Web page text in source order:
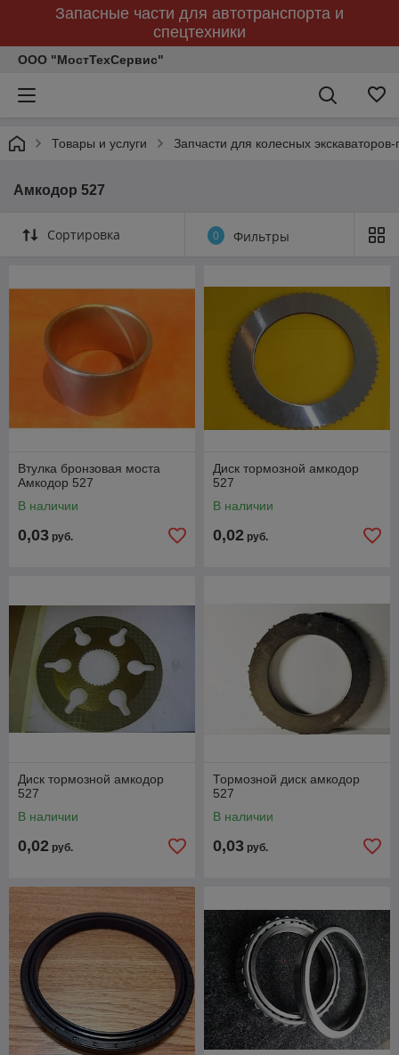
Запасные части для автотранспорта и
спецтехники
ООО "МостТехСервис"
Товары и услуги Запчасти для колесных экскаваторов-
Амкодор 527
Сортировка 0 Фильтры
Втулка бронзовая моста
Амкодор 527
В наличии
0,03 руб.
Диск тормозной амкодор
527
В наличии
0,02 руб.
Диск тормозной амкодор
527
В наличии
0,02 руб.
Тормозной диск амкодор
527
В наличии
0,03 руб.